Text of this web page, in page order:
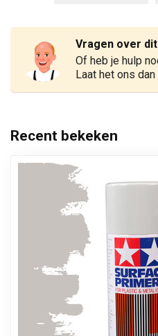
Vragen over
Of heb je hulp
Laat het ons
Recent bekeken